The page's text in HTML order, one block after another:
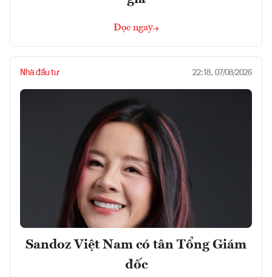
Đọc ngay
Nhà đầu tư 22:18, 07/08/2026
Sandoz Việt Nam có tân Tổng Giám
đốc